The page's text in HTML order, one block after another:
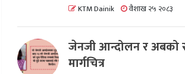
KTM Dainik वैशाख २५ २०८३
जेनजी आन्दोलन र अबको
मार्गचित्र